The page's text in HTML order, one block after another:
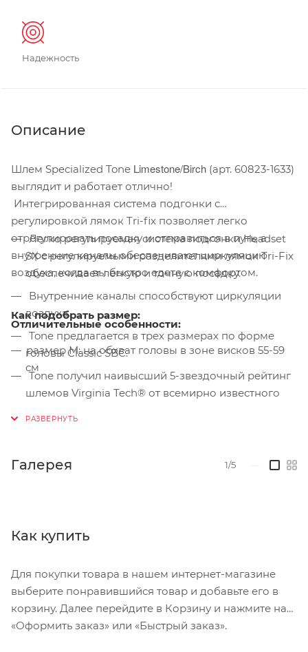
Надежность
Описание
Шлем Specialized Tone Limestone/Birch (арт. 60823-1633)
выглядит и работает отлично!
Интегрированная система подгонки с
регулировкой лямок Tri-fix позволяет легко
отрегулировать посадку и отправиться в путь, а
внутренние каналы обеспечивают циркуляцию
воздуха, когда вы быстро едете с комфортом.
Отличительные особенности:
Легко регулируемая система подгонки Headset
SX с регулируемыми разделителями лямок Tri-Fix
обеспечивает легкую и точную посадку.
Внутренние каналы способствуют циркуляции
воздуха.
Tone предлагается в трех размерах по форме
головы Classic SBC.
Tone получил наивысший 5-звездочный рейтинг
шлемов Virginia Tech® от всемирно известного
идеальную видимость днем ​​и ночью.
направлениях. Исследования показывают, что это
мозг при угловых ударах.
Готов к использованию датчика столкновения
ANGi (датчик в комплект Не входит).
Как подобрать размер:
размер М: на обхват головы в зоне висков 55-59
см
Галерея 1/5
Как купить
Для покупки товара в нашем интернет-магазине
выберите понравившийся товар и добавьте его в
корзину. Далее перейдите в Корзину и нажмите на
«Оформить заказ» или «Быстрый заказ».